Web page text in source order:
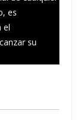
es
el
su